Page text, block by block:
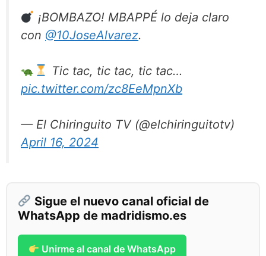
¡BOMBAZO! MBAPPÉ lo deja claro
con @10JoseAlvarez.
Tic tac, tic tac, tic tac…
pic.twitter.com/zc8EeMpnXb
— El Chiringuito TV (@elchiringuitotv)
April 16, 2024
Sigue el nuevo canal oficial de
WhatsApp de madridismo.es
Unirme al canal de WhatsApp